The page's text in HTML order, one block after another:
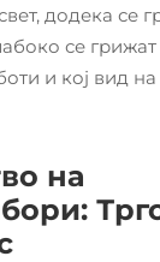
додека се
се
и кој вид
на